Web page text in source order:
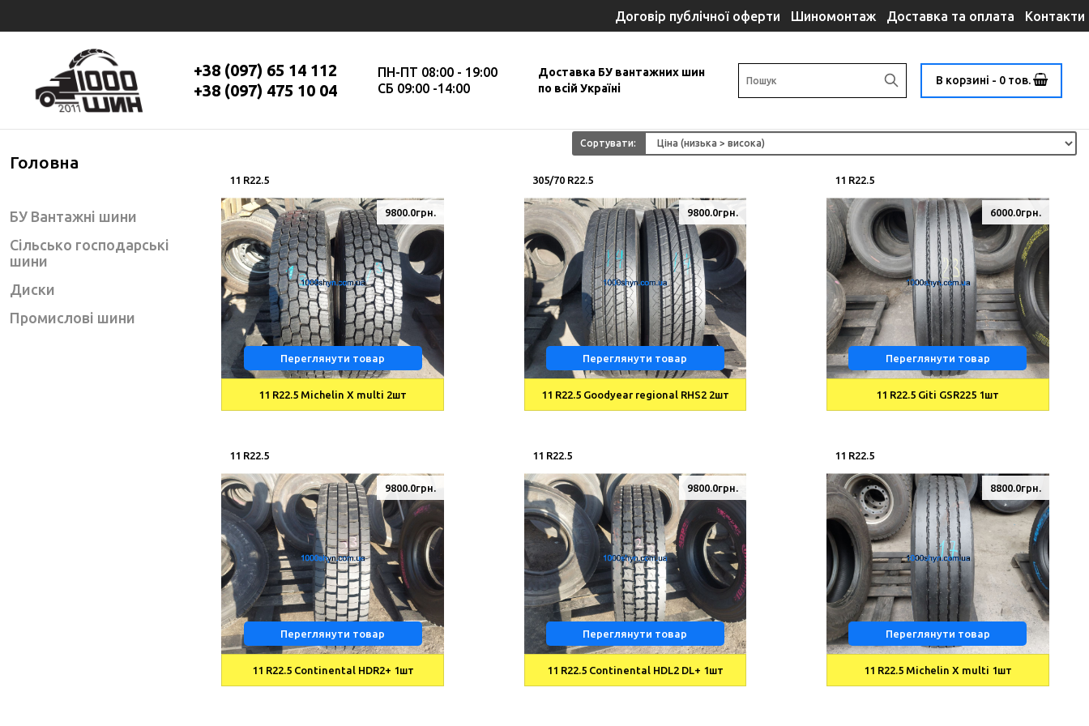
Договір публічної оферти Шиномонтаж Доставка та оплата Контакти
+38 (097) 65 14 112
+38 (097) 475 10 04
ПН-ПТ 08:00 - 19:00
СБ 09:00 -14:00
Доставка БУ вантажних шин
по всій Україні
В корзині - 0 тов.
Головна
БУ Вантажні шини
Сільсько господарські
шини
Диски
Промислові шини
Сортувати:
11 R22.5
9800.0грн.
Переглянути товар
11 R22.5 Michelin X multi 2шт
305/70 R22.5
9800.0грн.
Переглянути товар
11 R22.5 Goodyear regional RHS2 2шт
11 R22.5
6000.0грн.
Переглянути товар
11 R22.5 Giti GSR225 1шт
11 R22.5
9800.0грн.
Переглянути товар
11 R22.5 Continental HDR2+ 1шт
11 R22.5
9800.0грн.
Переглянути товар
11 R22.5 Continental HDL2 DL+ 1шт
11 R22.5
8800.0грн.
Переглянути товар
11 R22.5 Michelin X multi 1шт